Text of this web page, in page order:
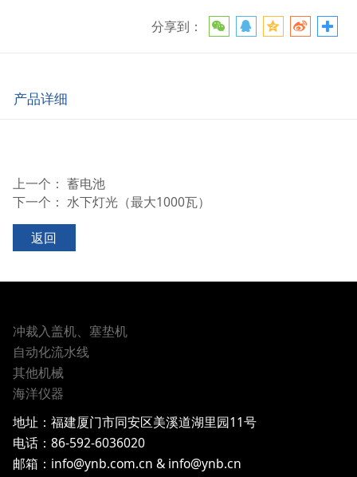
分享到：
产品详细
上一个： 蓄电池
下一个： 水下灯光（最大1000瓦）
返回
冲裁入盖机、塞垫机
自动化流水线
其他机械
海洋仪器
地址： 福建厦门市同安区美溪道湖里园11号
电话： 86-592-6036020
邮箱：info@ynb.com.cn & info@ynb.cn